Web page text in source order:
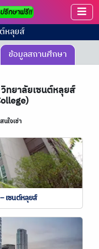
หลุยส์
ข้อมูลสถานศึกษา
ทยาลัยเซนต์หลุยส์
ใจเช่า
เซนต์หลุยส์